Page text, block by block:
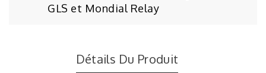
GLS et Mondial Relay
Détails Du Produit